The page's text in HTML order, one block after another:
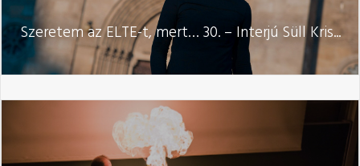
Szeretem az ELTE-t, mert… 30. – Interjú Süll Kris...